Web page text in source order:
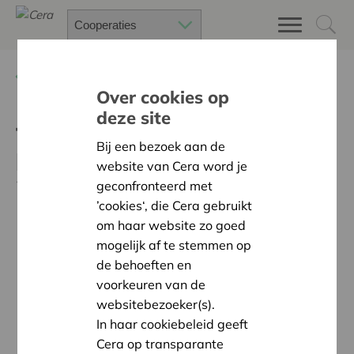
Top 300 coöperaties
hebben een omzet van $
2.180 miljard
Over cookies op
deze site
Bij een bezoek aan de
website van Cera word je
geconfronteerd met
’cookies‘, die Cera gebruikt
om haar website zo goed
mogelijk af te stemmen op
de behoeften en
voorkeuren van de
websitebezoeker(s).
In haar cookiebeleid geeft
Cera op transparante